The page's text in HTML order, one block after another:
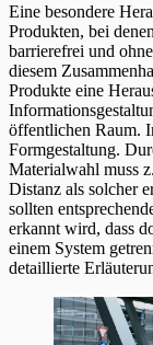
Eine besondere
Produkten, bei
barrierefrei und
diesem
Produkte eine
öffentlichen Raum.
Formgestaltung.
Materialwahl muss
Distanz als solcher
sollten
erkannt wird, dass
einem System
detaillierte